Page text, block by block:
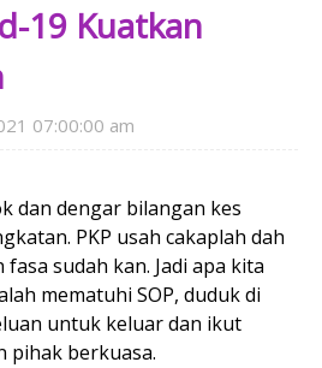
19 Kuatkan
07:00:00 am
dan dengar bilangan kes
PKP usah cakaplah dah
sudah kan. Jadi apa kita
mematuhi SOP, duduk di
untuk keluar dan ikut
pihak berkuasa.